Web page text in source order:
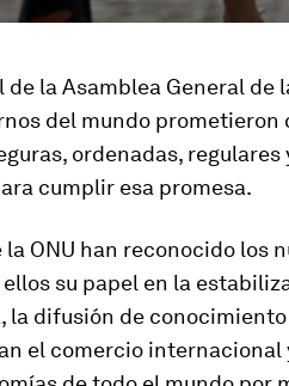
la Asamblea General de
del mundo prometieron
ordenadas, regulares
cumplir esa promesa.
ONU han reconocido los
su papel en la
la difusión de
el comercio internacional